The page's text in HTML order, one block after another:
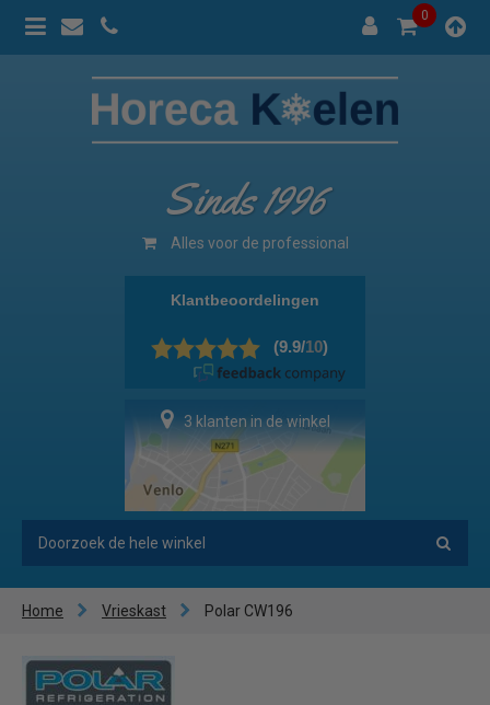
0
Sinds 1996
Alles voor de professional
3 klanten in de winkel
Home Vrieskast Polar CW196